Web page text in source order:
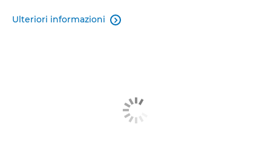
Ulteriori informazioni 